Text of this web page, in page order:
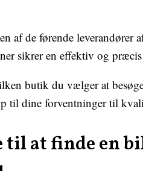
af de førende
sikrer en effektiv og
butik du vælger at
til dine forventninger til
til at finde en